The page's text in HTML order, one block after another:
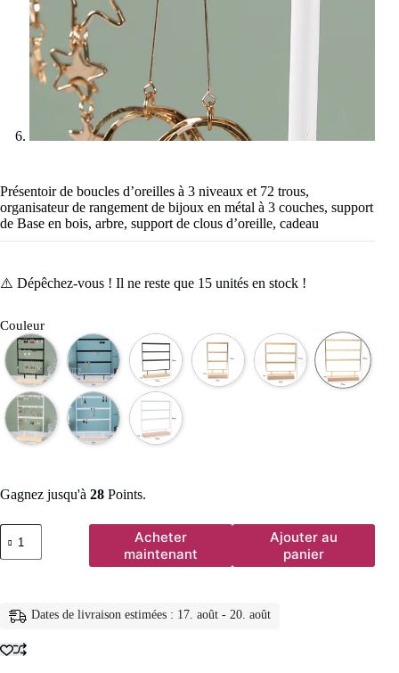
Présentoir de boucles d’oreilles à 3 niveaux et 72 trous,
organisateur de rangement de bijoux en métal à 3 couches, support
de Base en bois, arbre, support de clous d’oreille, cadeau
⚠️ Dépêchez-vous ! Il ne reste que 15 unités en stock !
Couleur
Gagnez jusqu'à 28 Points.
quantité
de
Présentoir
niveaux
Acheter
maintenant
Ajouter au
panier
Dates de livraison estimées : 17. août - 20. août